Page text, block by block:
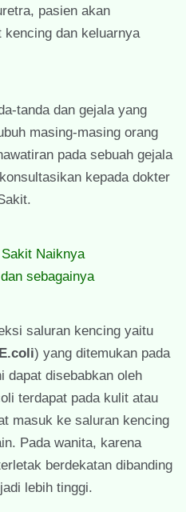
pasien akan
dan keluarnya
tanda dan gejala yang
masing-masing orang
pada sebuah gejala
kepada dokter
Naiknya
sebagainya
saluran kencing yaitu
E.coli) yang ditemukan pada
dapat disebabkan oleh
terdapat pada kulit atau
masuk ke saluran kencing
Pada wanita, karena
berdekatan dibanding
lebih tinggi.